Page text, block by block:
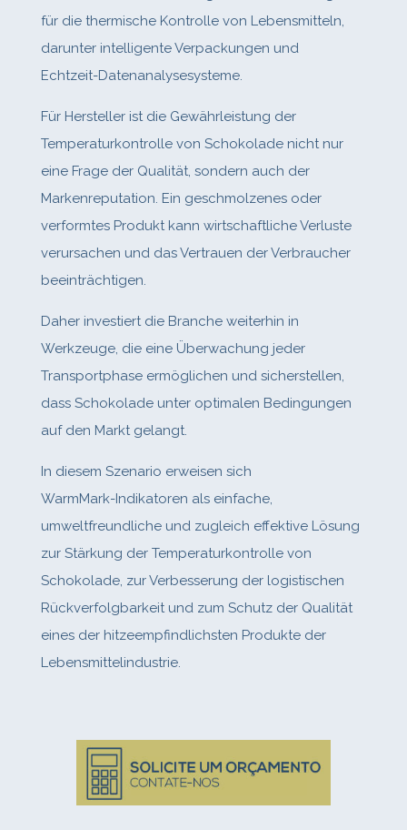
für die thermische Kontrolle von Lebensmitteln,
darunter intelligente Verpackungen und
Echtzeit‑Datenanalysesysteme.
Für Hersteller ist die Gewährleistung der
Temperaturkontrolle von Schokolade nicht nur
eine Frage der Qualität, sondern auch der
Markenreputation. Ein geschmolzenes oder
verformtes Produkt kann wirtschaftliche Verluste
verursachen und das Vertrauen der Verbraucher
beeinträchtigen.
Daher investiert die Branche weiterhin in
Werkzeuge, die eine Überwachung jeder
Transportphase ermöglichen und sicherstellen,
dass Schokolade unter optimalen Bedingungen
auf den Markt gelangt.
In diesem Szenario erweisen sich
WarmMark‑Indikatoren als einfache,
umweltfreundliche und zugleich effektive Lösung
zur Stärkung der Temperaturkontrolle von
Schokolade, zur Verbesserung der logistischen
Rückverfolgbarkeit und zum Schutz der Qualität
eines der hitzeempfindlichsten Produkte der
Lebensmittelindustrie.